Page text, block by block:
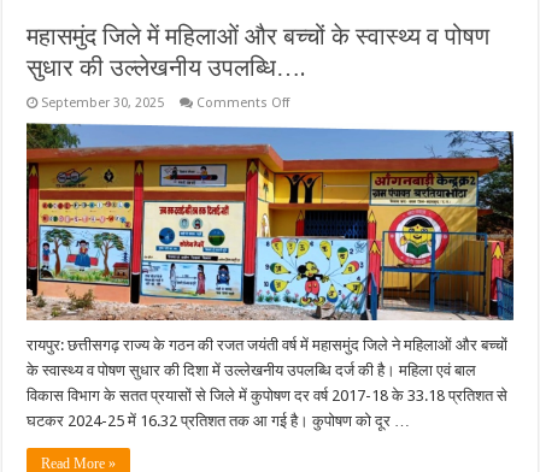
महासमुंद जिले में महिलाओं और बच्चों के स्वास्थ्य व पोषण
सुधार की उल्लेखनीय उपलब्धि….
September 30, 2025 Comments Offon
जिले
महिलाओं
और
बच्चों
के
स्वास्थ्य
व
पोषण
सुधार
की
उल्लेखनीय
उपलब्धि….
रायपुर: छत्तीसगढ़ राज्य के गठन की रजत जयंती वर्ष में महासमुंद जिले ने महिलाओं और बच्चों
के स्वास्थ्य व पोषण सुधार की दिशा में उल्लेखनीय उपलब्धि दर्ज की है। महिला एवं बाल
विकास विभाग के सतत प्रयासों से जिले में कुपोषण दर वर्ष 2017-18 के 33.18 प्रतिशत से
घटकर 2024-25 में 16.32 प्रतिशत तक आ गई है। कुपोषण को दूर …
Read More »